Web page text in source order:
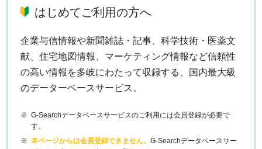
はじめてご利用の方へ
企業与信情報や新聞雑誌・記事、科学技術・医薬文
献、住宅地図情報、マーケティング情報など信頼性
の高い情報を多岐にわたって収録する、国内最大級
のデーターベースサービス。
G-Searchデータベースサービスのご利用には会員登録が必要で
す。
本ページからは会員登録できません。 G-Searchデータベースサー